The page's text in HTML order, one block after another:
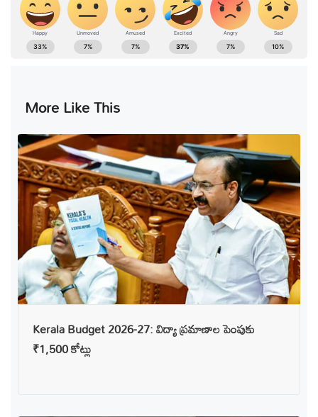
More Like This
Kerala Budget 2026-27: విద్యా ప్రమాణాల పెంపుకు
₹1,500 కోట్లు